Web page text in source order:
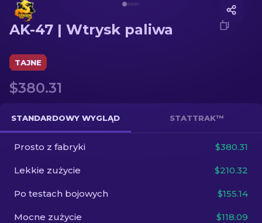
karabinów snajperskich
Noże
rękawiczek
Skrzynki
Inne
AK-47 | Wtrysk paliwa
TAJNE
$380.31
STANDARDOWY WYGLĄD STATTRAK™
Prosto z fabryki $380.31
Lekkie zużycie $210.32
Po testach bojowych $155.14
Mocne zużycie $118.09